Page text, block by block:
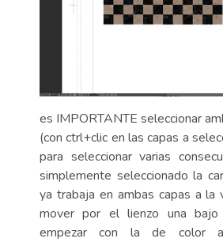
es IMPORTANTE seleccionar
(con ctrl+clic en las capas a
para seleccionar varias
simplemente seleccionado la
ya trabaja en ambas capas a la
mover por el lienzo una bajo
empezar con la de color